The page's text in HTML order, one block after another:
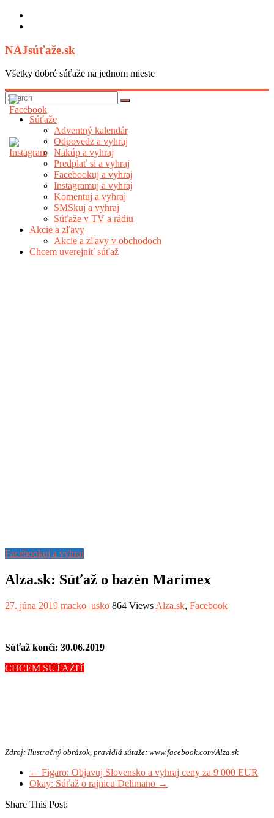
Skip
NAJsúťaže.sk
Všetky dobré súťaže na jednom mieste
Súťaže
Adventný kalendár
Odpovedz a vyhraj
Nakúp a vyhraj
Predplať si a vyhraj
Facebookuj a vyhraj
Instagramuj a vyhraj
Komentuj a vyhraj
SMSkuj a vyhraj
Súťaže v TV a rádiu
Akcie a zľavy
Akcie a zľavy v obchodoch
Chcem uverejniť súťaž
Facebookuj a vyhraj
Alza.sk: Súťaž o bazén Marimex
27. júna 2019 macko_usko 864 Views Alza.sk, Facebook
Súťaž končí: 30.06.2019
CHCEM SÚŤAŽIŤ
Zdroj: Ilustračný obrázok, pravidlá sútaže: www.facebook.com/Alza.sk
← Figaro: Objavuj Slovensko a vyhraj ceny za 9 000 EUR
Okay: Súťaž o rajnicu Delimano →
Share This Post: